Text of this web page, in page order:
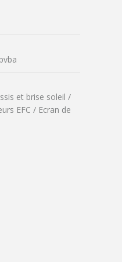
et brise soleil /
EFC / Ecran de